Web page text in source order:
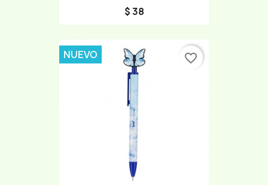
$ 38
NUEVO favorite_border